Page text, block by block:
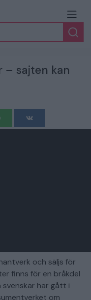
– sajten kan
och säljs för
finns för en bråkdel
svenskar har gått i
om